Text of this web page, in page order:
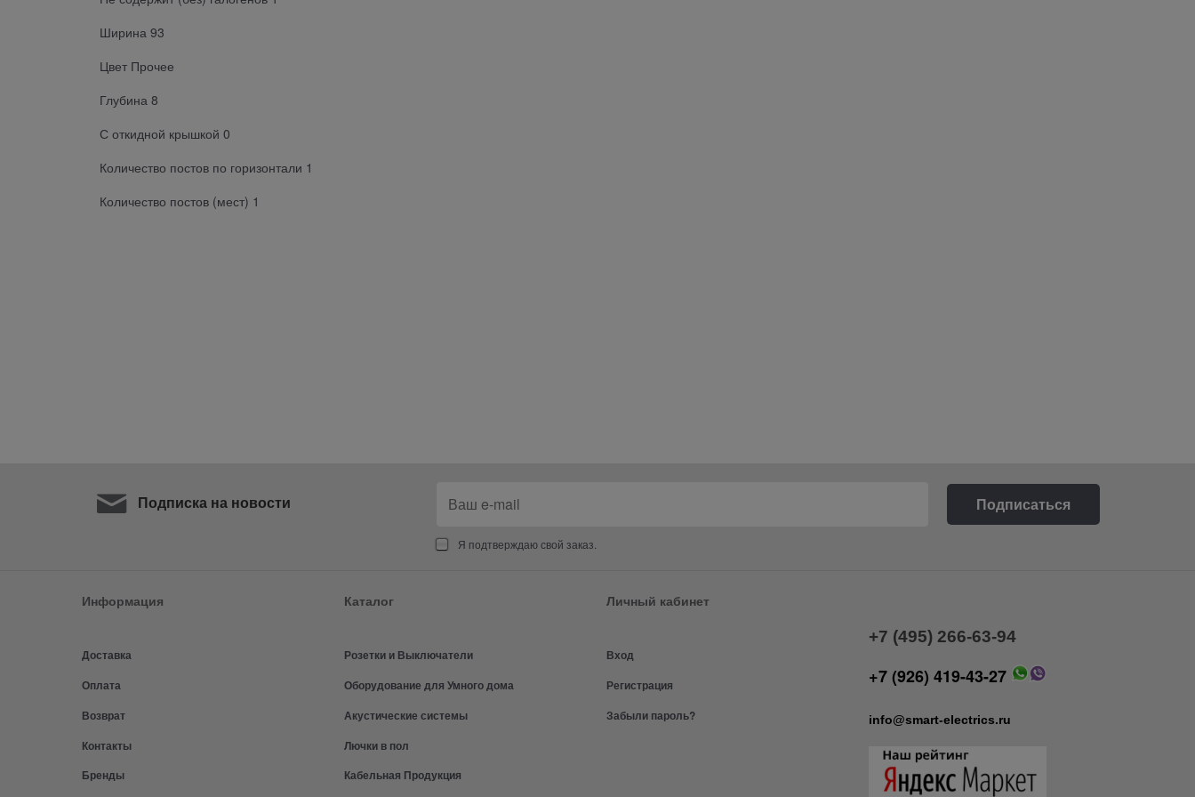
Ширина 93
Цвет Прочее
Глубина 8
С откидной крышкой 0
Количество постов по горизонтали 1
Количество постов (мест) 1
Подписка на новости
Я подтверждаю свой заказ.
Информация
Доставка
Оплата
Возврат
Контакты
Бренды
Каталог
Розетки и Выключатели
Оборудование для Умного дома
Акустические системы
Лючки в пол
Кабельная Продукция
Личный кабинет
Вход
Регистрация
Забыли пароль?
+7 (495) 266-63-94
+7 (926) 419-43-27
info@smart-electrics.ru